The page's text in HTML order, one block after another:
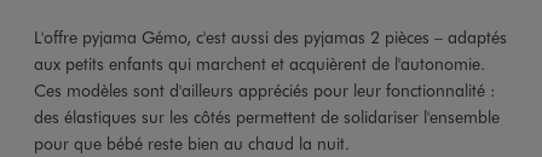
L'offre pyjama Gémo, c'est aussi des pyjamas 2 pièces – adaptés
aux petits enfants qui marchent et acquièrent de l'autonomie.
Ces modèles sont d'ailleurs appréciés pour leur fonctionnalité :
des élastiques sur les côtés permettent de solidariser l'ensemble
pour que bébé reste bien au chaud la nuit.